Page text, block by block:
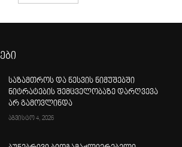
საზამთროს და ნესვის ნიმუშებში
ნიტრატების შემცველობაზე დარღვევა
არ გამოვლინდა
აგვისტო 4, 2026